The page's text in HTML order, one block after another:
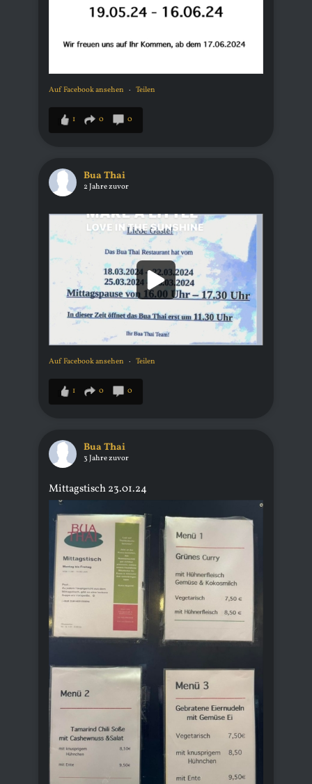
Auf Facebook ansehen · Teilen
1 0 0
Bua Thai
2 Jahre zuvor
Auf Facebook ansehen · Teilen
1 0 0
Bua Thai
3 Jahre zuvor
Mittagstisch 23.01.24